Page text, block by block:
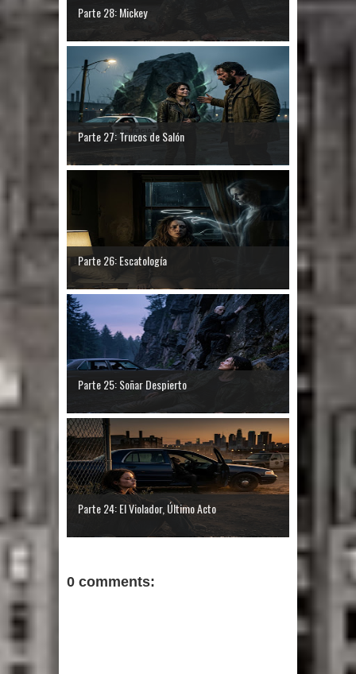
Parte 28: Mickey
Parte 27: Trucos de Salón
Parte 26: Escatología
Parte 25: Soñar Despierto
Parte 24: El Violador, Último Acto
0 comments: